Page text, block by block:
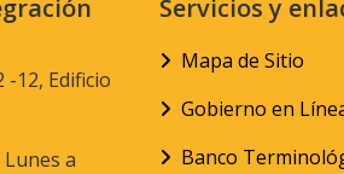
12, Edificio
Lunes a
Servicios y
Mapa de Sitio
Gobierno en
Banco